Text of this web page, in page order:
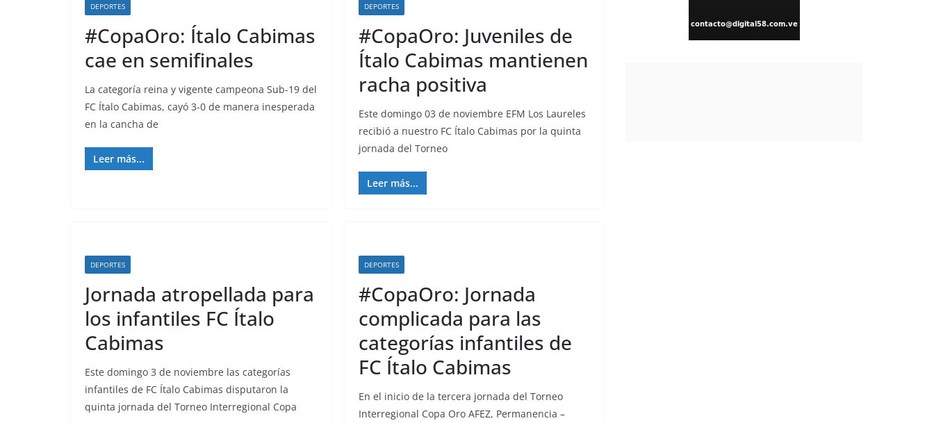
DEPORTES
#CopaOro: Ítalo Cabimas
cae en semifinales
La categoría reina y vigente campeona Sub-19 del
FC Ítalo Cabimas, cayó 3-0 de manera inesperada
en la cancha de
Leer más...
DEPORTES
#CopaOro: Juveniles de
Ítalo Cabimas mantienen
racha positiva
Este domingo 03 de noviembre EFM Los Laureles
recibió a nuestro FC Ítalo Cabimas por la quinta
jornada del Torneo
Leer más...
DEPORTES
Jornada atropellada para
los infantiles FC Ítalo
Cabimas
Este domingo 3 de noviembre las categorías
infantiles de FC Ítalo Cabimas disputaron la
quinta jornada del Torneo Interregional Copa
DEPORTES
#CopaOro: Jornada
complicada para las
categorías infantiles de
FC Ítalo Cabimas
En el inicio de la tercera jornada del Torneo
Interregional Copa Oro AFEZ, Permanencia –